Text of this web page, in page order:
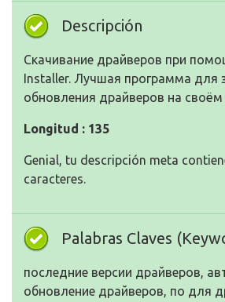
Descripción
Скачивание драйверов при
Installer. Лучшая программа для
обновления драйверов на
Longitud : 135
Genial, tu descripción meta
caracteres.
Palabras Claves
последние версии драйверов,
обновление драйверов, по для